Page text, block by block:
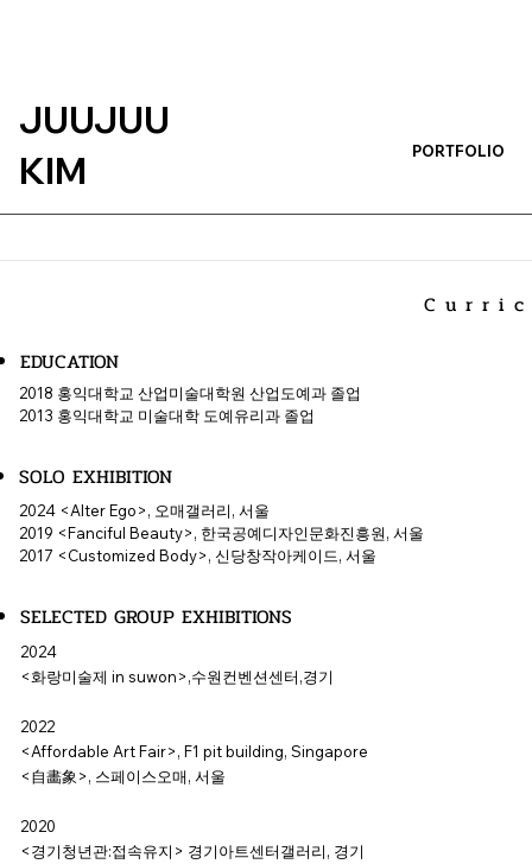
JUUJUU
KIM
PORTFOLIO
EDUCATION
2018 홍익대학교 산업미술대학원 산업도예과 졸업
2013 홍익대학교 미술대학 도예유리과 졸업
SOLO EXHIBITION
2024 <Alter Ego>, 오매갤러리, 서울
2019 <Fanciful Beauty>, 한국공예디자인문화진흥원, 서울
2017 <Customized Body>, 신당창작아케이드, 서울
SELECTED GROUP EXHIBITIONS
2024
<화랑미술제 in suwon>,수원컨벤션센터,경기
2022
<Affordable Art Fair>, F1 pit building, Singapore
<自畵象>, 스페이스오매, 서울
2020
<경기청년관:접속유지> 경기아트센터갤러리, 경기